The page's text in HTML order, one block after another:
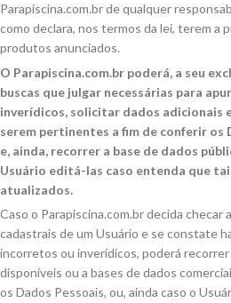
Parapiscina.com.br de qualquer
como declara, nos termos da lei, terem a
produtos anunciados.
O Parapiscina.com.br poderá, a seu
buscas que julgar necessárias para
inverídicos, solicitar dados adicionais
serem pertinentes a fim de conferir os
e, ainda, recorrer a base de dados
Usuário editá-las caso entenda que
atualizados.
Caso o Parapiscina.com.br decida checar
cadastrais de um Usuário e se constate
incorretos ou inverídicos, poderá
disponíveis ou a bases de dados
os Dados Pessoais, ou, ainda caso o